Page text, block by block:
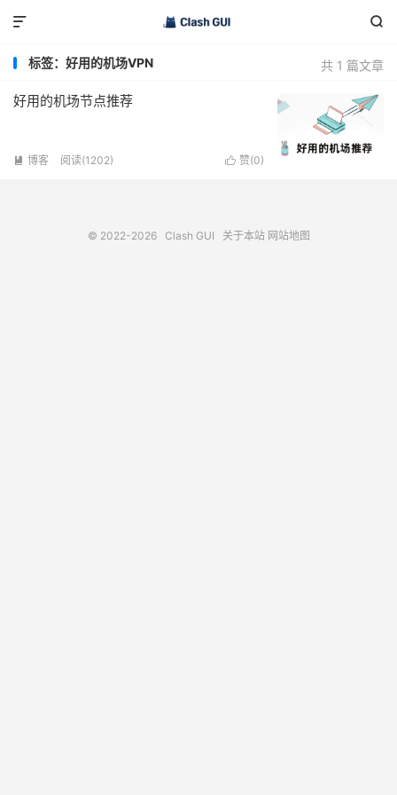


共 1 篇文章
标签：好用的机场VPN
好用的机场节点推荐
 赞(0)
 博客 阅读(1202)
© 2022-2026 Clash GUI 关于本站 网站地图